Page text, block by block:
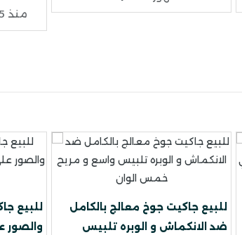
منذ 5 شهور
للبيع
والصور
للبيع جاكيت جوخ معالج بالكامل
ضد الانكماش و الوبره تلبيس